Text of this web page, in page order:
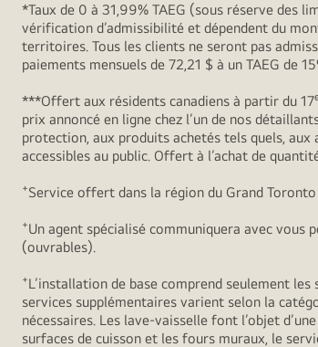
*Taux de 0 à 31,99% TAEG (sous réserve des
vérification d’admissibilité et dépendent du
territoires. Tous les clients ne seront pas
paiements mensuels de 72,21 $ à un TAEG
***Offert aux résidents canadiens à partir du 17
prix annoncé en ligne chez l’un de nos
protection, aux produits achetés tels quels,
accessibles au public. Offert à l’achat de
+Service offert dans la région du Grand Toronto
+Un agent spécialisé communiquera avec
(ouvrables).
+L’installation de base comprend seulement
services supplémentaires varient selon la
nécessaires. Les lave-vaisselle font l’objet
surfaces de cuisson et les fours muraux, le